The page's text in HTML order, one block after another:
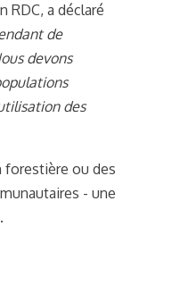
RDC, a déclaré
de
devons
des
forestière ou des
- une